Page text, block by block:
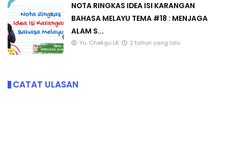
NOTA RINGKAS IDEA ISI KARANGAN
BAHASA MELAYU TEMA #18 : MENJAGA
ALAM S...
Yu. Chekgu LK 2 tahun yang lalu
CATAT ULASAN